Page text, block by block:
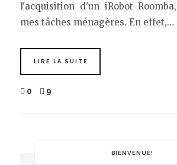
l'acquisition d'un iRobot
mes tâches ménagères. En effet,…
LIRE LA SUITE
0 9
BIENVENUE!